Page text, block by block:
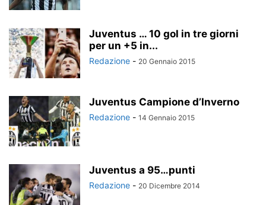
Juventus … 10 gol in tre giorni
per un +5 in...
Redazione - 20 Gennaio 2015
Juventus Campione d’Inverno
Redazione - 14 Gennaio 2015
Juventus a 95…punti
Redazione - 20 Dicembre 2014